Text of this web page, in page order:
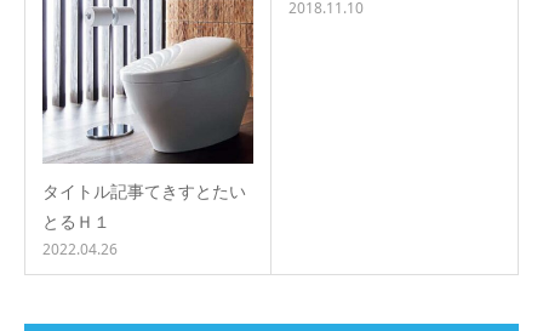
タイトル記事てきすとたい
とるＨ１
2022.04.26
2018.11.10